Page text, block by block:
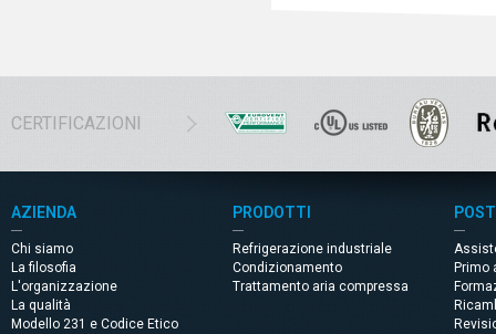
CERTIFICAZIONI
AZIENDA
Chi siamo
La filosofia
L'organizzazione
La qualità
Modello 231 e Codice Etico
PRODOTTI
Refrigerazione industriale
Condizionamento
Trattamento aria compressa
Primo